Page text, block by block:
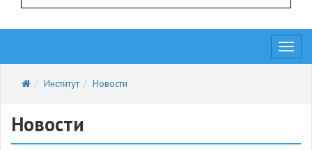
Институт
Новости
Новости